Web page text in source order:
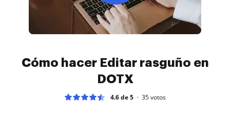
Cómo hacer Editar rasguño en
DOTX
4.6 de 5 35votos